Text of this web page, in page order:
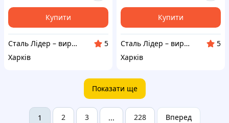
Купити
Сталь Лідер – виробник торгового обладнання з металу
5
Харків
Купити
Сталь Лідер – виробник торгового обладнання з металу
5
Харків
Показати ще
1 2 3 ... 228 Вперед